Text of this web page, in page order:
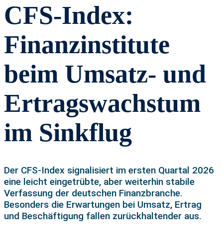
CFS-Index:
Finanzinstitute
beim Umsatz- und
Ertragswachstum
im Sinkflug
Der CFS-Index signalisiert im ersten Quartal 2026
eine leicht eingetrübte, aber weiterhin stabile
Verfassung der deutschen Finanzbranche.
Besonders die Erwartungen bei Umsatz, Ertrag
und Beschäftigung fallen zurückhaltender aus.